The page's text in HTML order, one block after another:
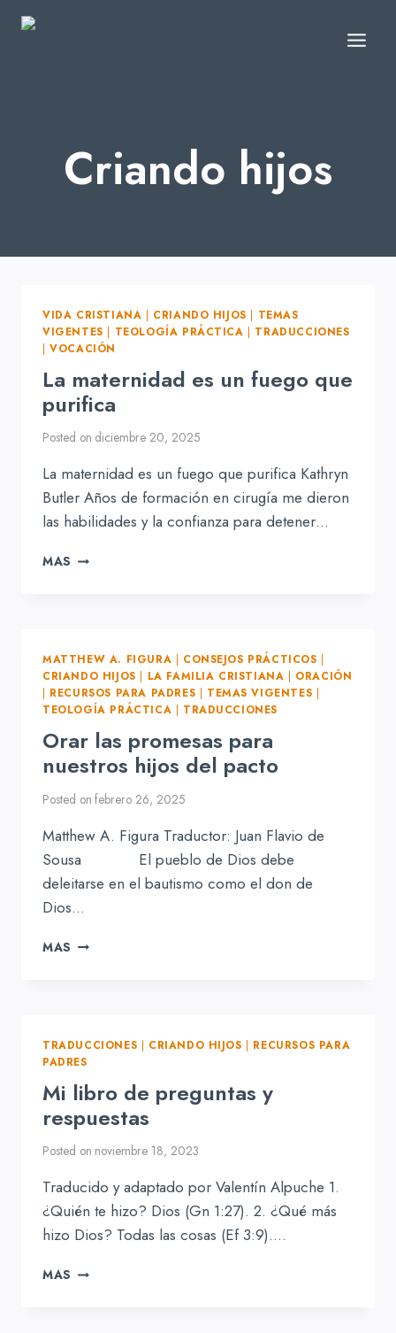
Skip
Criando hijos
VIDA CRISTIANA | CRIANDO HIJOS | TEMAS
VIGENTES | TEOLOGÍA PRÁCTICA | TRADUCCIONES
|VOCACIÓN
La maternidad es un fuego que
purifica
Posted on diciembre 20, 2025
La maternidad es un fuego que purifica Kathryn
Butler Años de formación en cirugía me dieron
las habilidades y la confianza para detener…
MAS LA
PURIFICA
MATTHEW A. FIGURA CONSEJOS PRÁCTICOS
CRIANDO HIJOS
LA FAMILIA CRISTIANA
ORACIÓN
RECURSOS PARA PADRES TEMAS VIGENTES
TEOLOGÍA PRÁCTICA
TRADUCCIONES
Orar las promesas para
nuestros hijos del pacto
Posted on febrero 26, 2025
Matthew A. Figura Traductor: Juan Flavio de
Sousa El pueblo de Dios debe
deleitarse en el bautismo como el don de
Dios…
MAS ORAR
DEL
TRADUCCIONES | CRIANDO HIJOS | RECURSOS PARA
PADRES
Mi libro de preguntas y
respuestas
Posted on noviembre 18, 2023
Traducido y adaptado por Valentín Alpuche 1.
¿Quién te hizo? Dios (Gn 1:27). 2. ¿Qué más
hizo Dios? Todas las cosas (Ef 3:9)….
MAS MI